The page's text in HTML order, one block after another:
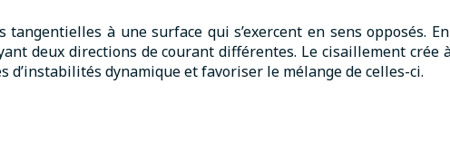
à une surface qui s’exercent en sens opposés.
deux directions de courant différentes. Le cisaillement crée
d’instabilités dynamique et favoriser le mélange de celles-ci.